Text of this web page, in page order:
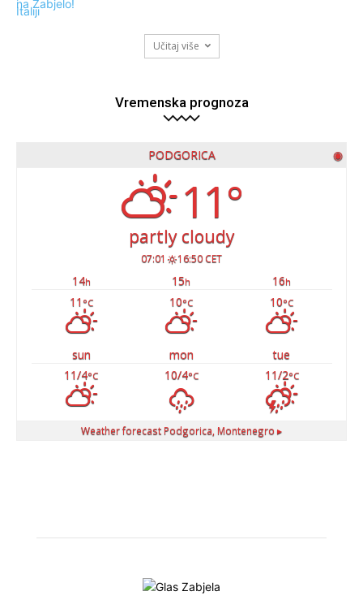
Učitaj više
Vremenska prognoza
PODGORICA ◉
11°
partly cloudy
07:01 16:50 CET
14h 15h 16h
11 °C 10°C 10°C
sun mon
tue
11/4°C 10/4°C 11/2°C
Weather forecast Podgorica, Montenegro ▸